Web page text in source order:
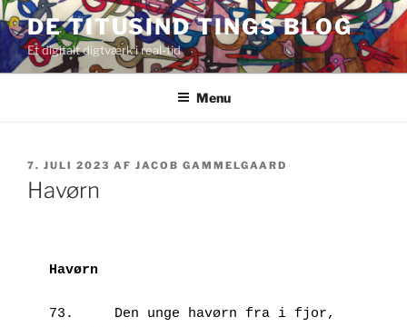
Videre
til
indhold
DE TITUSIND TINGS BLOG
Et digitalt digtværk i real-tid
Menu
UDGIVET
DEN
7. JULI 2023 AF JACOB GAMMELGAARD
Havørn
Havørn
73.	Den unge havørn fra i fjor,